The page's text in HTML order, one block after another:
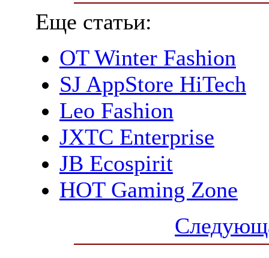
Еще статьи:
OT Winter Fashion
SJ AppStore HiTech
Leo Fashion
JXTC Enterprise
JB Ecospirit
HOT Gaming Zone